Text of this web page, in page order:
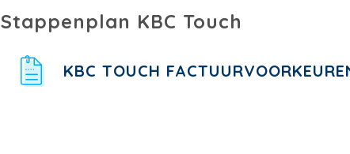
Stappenplan KBC Touch
KBC TOUCH